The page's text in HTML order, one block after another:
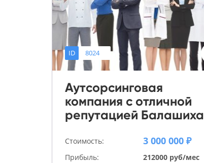
ID 8024
Аутсорсинговая
компания с отличной
репутацией Балашиха
Стоимость: 3 000 000 ₽
Прибыль:
212000 руб/мес